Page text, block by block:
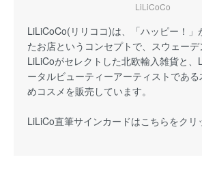
LiLiCoCo
LiLiCoCo(リリココ)は、「ハッピー！」
たお店というコンセプトで、スウェーデ
LiLiCoがセレクトした北欧輸入雑貨と、
ータルビューティーアーティストであ
めコスメを販売しています。
LiLiCo直筆サインカードはこちらをクリ